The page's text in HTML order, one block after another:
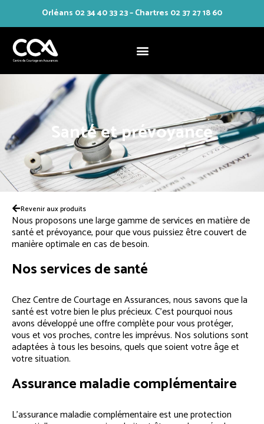
Aller
au
contenu
Orléans 02 34 40 33 23 – Chartres 02 37 27 18 60
Santé et prévoyance
Revenir aux produits
Nous proposons une large gamme de services en matière de
santé et prévoyance, pour que vous puissiez être couvert de
manière optimale en cas de besoin.
Nos services de santé
Chez Centre de Courtage en Assurances, nous savons que la
santé est votre bien le plus précieux. C’est pourquoi nous
avons développé une offre complète pour vous protéger,
vous et vos proches, contre les imprévus. Nos solutions sont
adaptées à tous les besoins, quels que soient votre âge et
votre situation.
Assurance maladie complémentaire
L’assurance maladie complémentaire est une protection